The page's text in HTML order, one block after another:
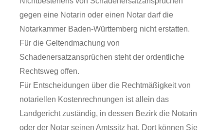
gegen eine Notarin oder einen Notar darf die
Notarkammer Baden-Württemberg nicht erstatten.
Für die Geltendmachung von
Schadenersatzansprüchen steht der ordentliche
Rechtsweg offen.
Für Entscheidungen über die Rechtmäßigkeit von
notariellen Kostenrechnungen ist allein das
Landgericht zuständig, in dessen Bezirk die Notarin
oder der Notar seinen Amtssitz hat. Dort können Sie